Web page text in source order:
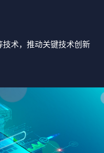
术，推动关键技术创新